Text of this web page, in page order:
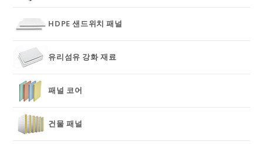
HDPE 샌드위치 패널
유리섬유 강화 재료
패널 코어
건물 패널